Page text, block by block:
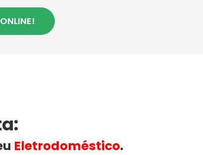
Eletrodoméstico.